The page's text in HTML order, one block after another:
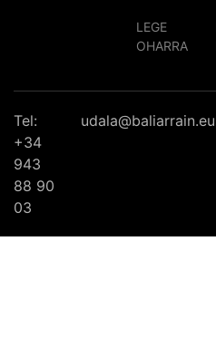
LEGE
OHARRA
Tel:
+34
943
88 90
03